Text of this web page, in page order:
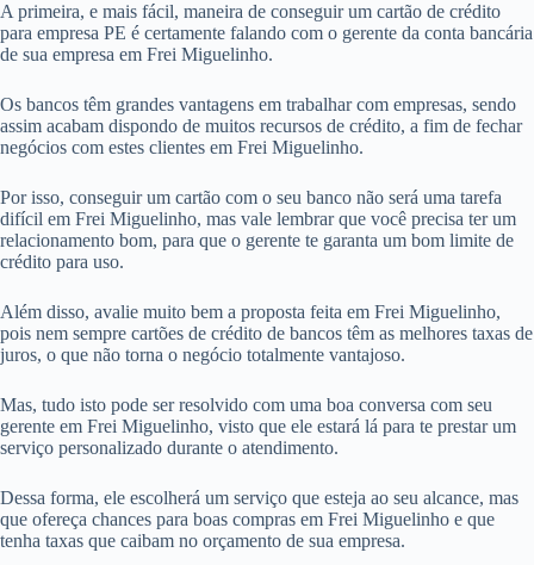
A primeira, e mais fácil, maneira de conseguir um cartão de crédito
para empresa PE é certamente falando com o gerente da conta bancária
de sua empresa em Frei Miguelinho.
Os bancos têm grandes vantagens em trabalhar com empresas, sendo
assim acabam dispondo de muitos recursos de crédito, a fim de fechar
negócios com estes clientes em Frei Miguelinho.
Por isso, conseguir um cartão com o seu banco não será uma tarefa
difícil em Frei Miguelinho, mas vale lembrar que você precisa ter um
relacionamento bom, para que o gerente te garanta um bom limite de
crédito para uso.
Além disso, avalie muito bem a proposta feita em Frei Miguelinho,
pois nem sempre cartões de crédito de bancos têm as melhores taxas de
juros, o que não torna o negócio totalmente vantajoso.
Mas, tudo isto pode ser resolvido com uma boa conversa com seu
gerente em Frei Miguelinho, visto que ele estará lá para te prestar um
serviço personalizado durante o atendimento.
Dessa forma, ele escolherá um serviço que esteja ao seu alcance, mas
que ofereça chances para boas compras em Frei Miguelinho e que
tenha taxas que caibam no orçamento de sua empresa.